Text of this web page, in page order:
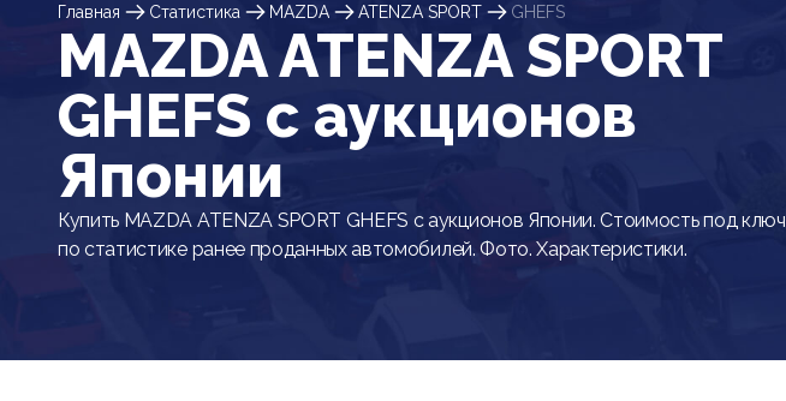
Главная Статистика MAZDA ATENZA SPORT GHEFS
MAZDA ATENZA SPORT
GHEFS c аукционов
Японии
Купить MAZDA ATENZA SPORT GHEFS с аукционов Японии. Стоимость под ключ
по статистике ранее проданных автомобилей. Фото. Характеристики.